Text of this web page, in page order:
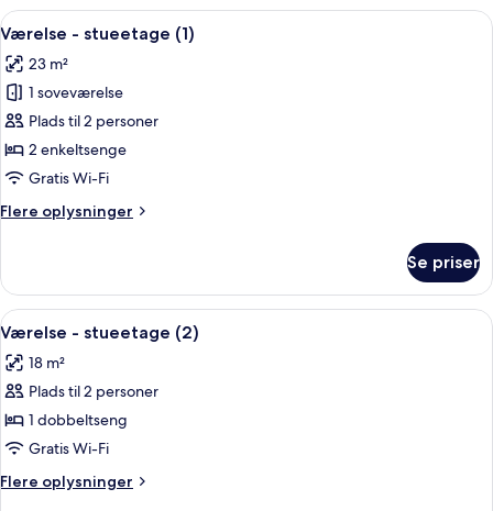
Indlæs
alle
billeder
af
Værelse
-
stueetage
Et værelse med to senge, hver med
8
Værelse - stueetage (1)
23 m²
1 soveværelse
Plads til 2 personer
2 enkeltsenge
Gratis Wi-Fi
Flere oplysninger
Flere
-
stueetage
(1)
Se priser
Indlæs
alle
billeder
af
Værelse
-
stueetage
(2)
En pænt redt seng med et rødt og
5
Værelse - stueetage (2)
18 m²
Plads til 2 personer
1 dobbeltseng
Gratis Wi-Fi
Flere oplysninger
Flere